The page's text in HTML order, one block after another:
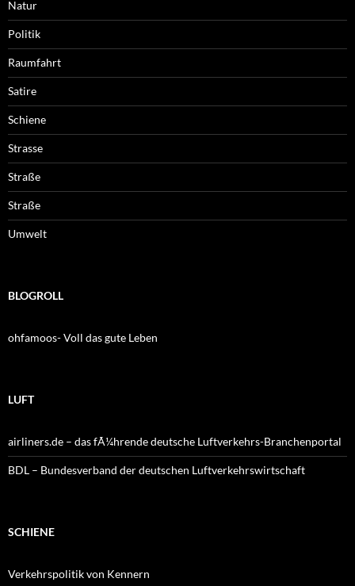
Natur
Politik
Raumfahrt
Satire
Schiene
Strasse
Straße
Straße
Umwelt
BLOGROLL
ohfamoos- Voll das gute Leben
LUFT
airliners.de – das fÃ¼hrende deutsche Luftverkehrs-Branchenportal
BDL – Bundesverband der deutschen Luftverkehrswirtschaft
SCHIENE
Verkehrspolitik von Kennern